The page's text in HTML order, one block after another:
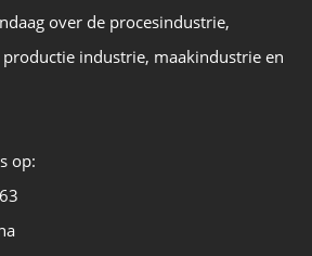
over de procesindustrie,
industrie, maakindustrie en
op: